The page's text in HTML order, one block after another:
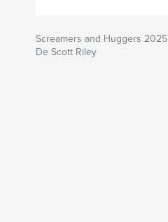
Screamers and Huggers 2025
De Scott Riley